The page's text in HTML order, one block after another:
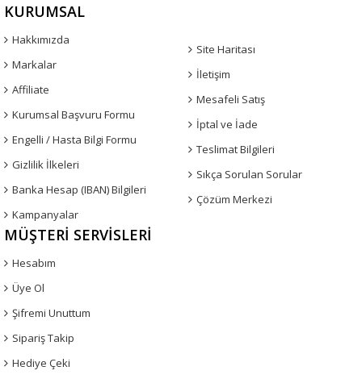
KURUMSAL
Hakkımızda
Markalar
Affiliate
Kurumsal Başvuru Formu
Engelli / Hasta Bilgi Formu
Gizlilik İlkeleri
Banka Hesap (IBAN) Bilgileri
Kampanyalar
Site Haritası
İletişim
Mesafeli Satış
İptal ve İade
Teslimat Bilgileri
Sıkça Sorulan Sorular
Çözüm Merkezi
MÜŞTERI SERVISLERI
Hesabım
Üye Ol
Şifremi Unuttum
Sipariş Takip
Hediye Çeki